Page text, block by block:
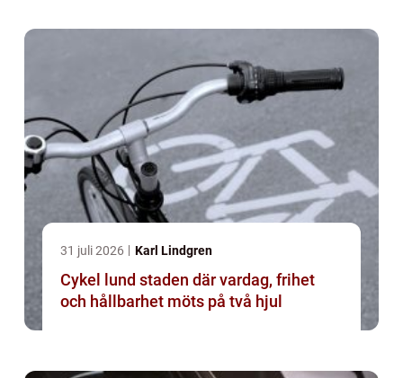
31 juli 2026 Karl Lindgren
Cykel lund staden där vardag, frihet
och hållbarhet möts på två hjul